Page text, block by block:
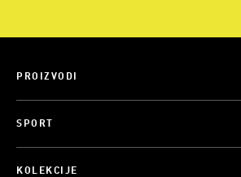
PROIZVODI
SPORT
KOLEKCIJE